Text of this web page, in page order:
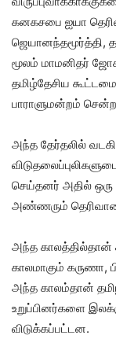
கனகசபை ஐயா
ஜெயானந்தமூர்த்தி,
மூலம் மாமனிதர்
தமிழ்தேசிய
பாராளுமன்றம் சென்ற
அந்த தேர்தலில்
செய்தனர் அதில் ஒரு
அண்ணரும்
அந்த காலத்தில்தான்
காலமாகும் கருணா,
அந்த காலம்தான்
உறுப்பினர்களை
விடுக்கப்பட்டன.